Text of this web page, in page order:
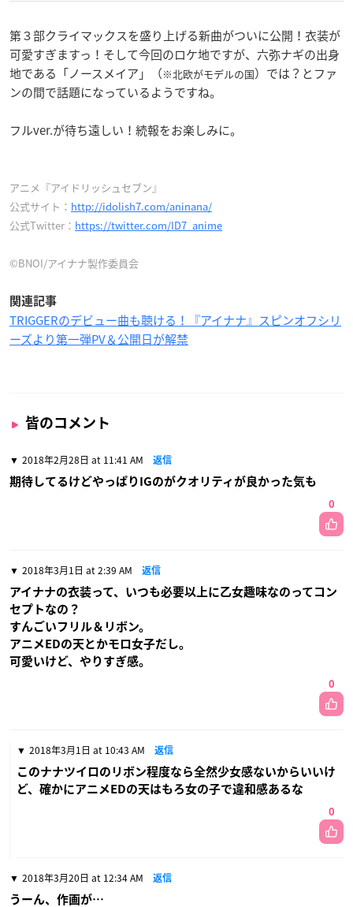
第３部クライマックスを盛り上げる新曲がついに公開！衣装が
可愛すぎますっ！そして今回のロケ地ですが、六弥ナギの出身
地である「ノースメイア」（※北欧がモデルの国）では？とファ
ンの間で話題になっているようですね。
フルver.が待ち遠しい！続報をお楽しみに。
アニメ『アイドリッシュセブン』
公式サイト： http://idolish7.com/aninana/
公式Twitter： https://twitter.com/ID7_anime
©BNOI/アイナナ製作委員会
関連記事
TRIGGERのデビュー曲も聴ける！『アイナナ』スピンオフシリ
ーズより第一弾PV＆公開日が解禁
皆のコメント
2018年2月28日 at 11:41 AM 返信
期待してるけどやっぱりIGのがクオリティが良かった気も
0
2018年3月1日 at 2:39 AM 返信
アイナナの衣装って、いつも必要以上に乙女趣味なのってコン
セプトなの？
すんごいフリル＆リボン。
アニメEDの天とかモロ女子だし。
可愛いけど、やりすぎ感。
0
2018年3月1日 at 10:43 AM 返信
このナナツイロのリボン程度なら全然少女感ないからいいけ
ど、確かにアニメEDの天はもろ女の子で違和感あるな
0
2018年3月20日 at 12:34 AM 返信
うーん、作画が…